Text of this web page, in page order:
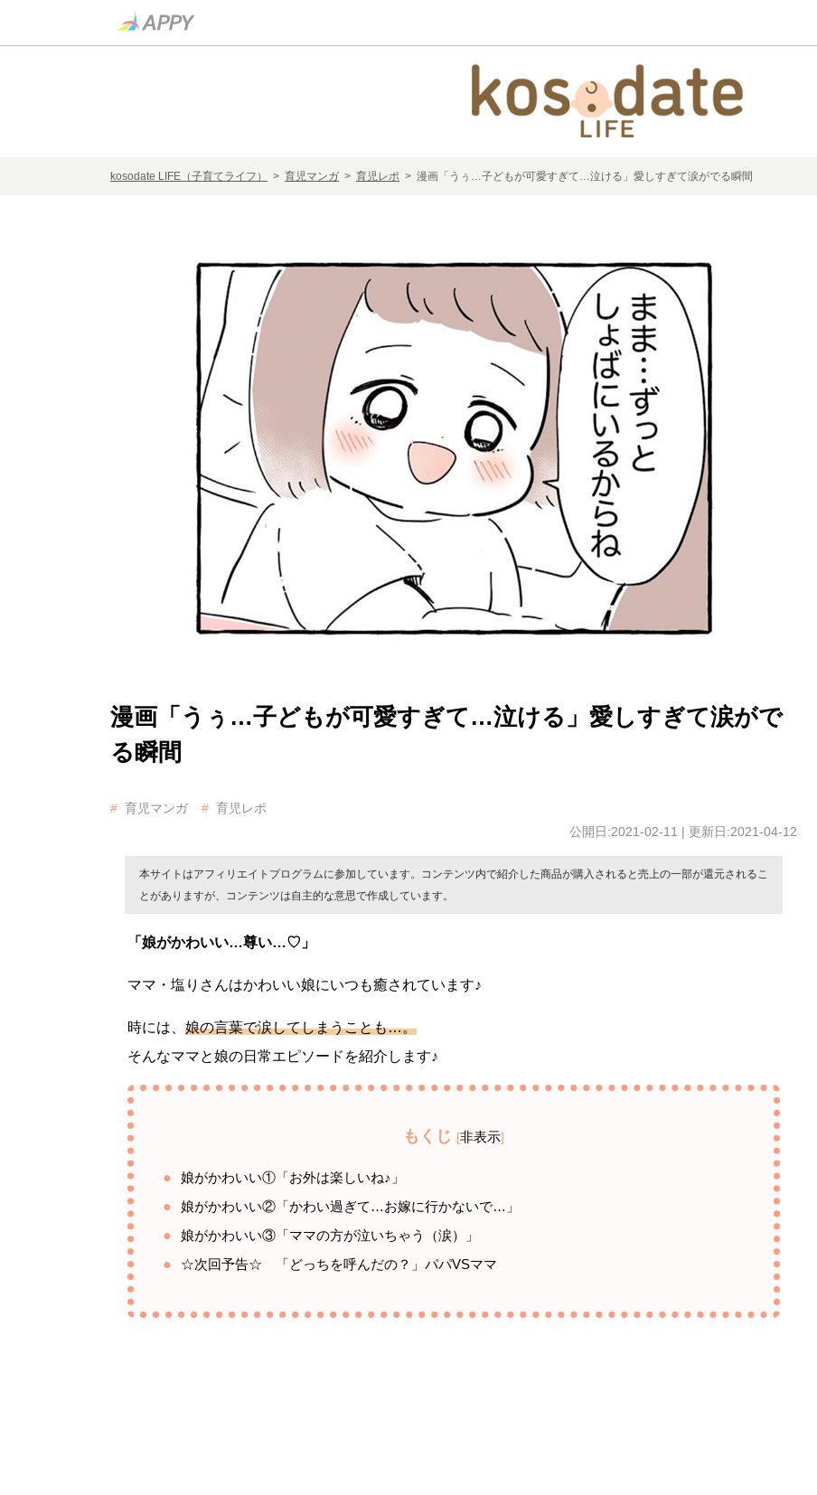
kosodate LIFE（子育てライフ） > 育児マンガ > 育児レポ > 漫画「うぅ…子どもが可愛すぎて…泣ける」愛しすぎて涙がでる瞬間
漫画「うぅ…子どもが可愛すぎて…泣ける」愛しすぎて涙がで
る瞬間
育児マンガ
育児レポ
公開日:2021-02-11 | 更新日:2021-04-12
本サイトはアフィリエイトプログラムに参加しています。コンテンツ内で紹介した商品が購入されると売上の一部が還元されるこ
とがありますが、コンテンツは自主的な意思で作成しています。
「娘がかわいい…尊い…♡」
ママ・塩りさんはかわいい娘にいつも癒されています♪
時には、 娘の言葉で涙してしまうことも…。
そんなママと娘の日常エピソードを紹介します♪
もくじ [非表示]
娘がかわいい①「お外は楽しいね♪」
娘がかわいい②「かわい過ぎて…お嫁に行かないで…」
娘がかわいい③「ママの方が泣いちゃう（涙）」
☆次回予告☆ 「どっちを呼んだの？」パパVSママ